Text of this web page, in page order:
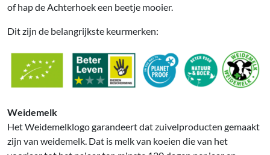
of hap de Achterhoek een beetje mooier.
Dit zijn de belangrijkste keurmerken:
Weidemelk
Het Weidemelklogo garandeert dat zuivelproducten gemaakt
zijn van weidemelk. Dat is melk van koeien die van het